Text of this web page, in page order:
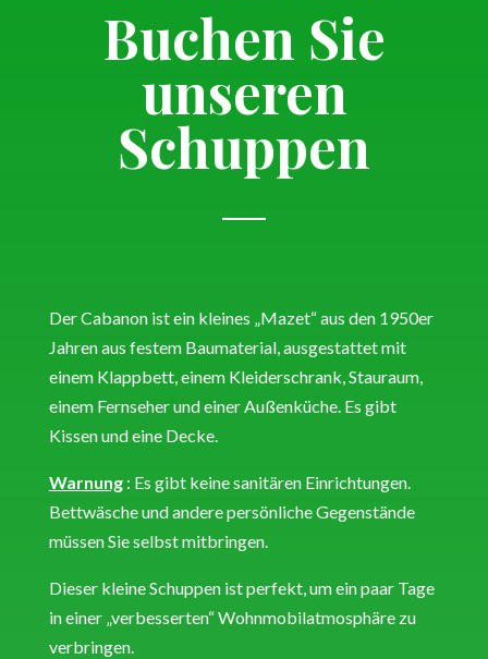
Buchen Sie
unseren
Schuppen
Der Cabanon ist ein kleines „Mazet“ aus den 1950er
Jahren aus festem Baumaterial, ausgestattet mit
einem Klappbett, einem Kleiderschrank, Stauraum,
einem Fernseher und einer Außenküche. Es gibt
Kissen und eine Decke.
Warnung: Es gibt keine sanitären Einrichtungen.
Bettwäsche und andere persönliche Gegenstände
müssen Sie selbst mitbringen.
Dieser kleine Schuppen ist perfekt, um ein paar Tage
in einer „verbesserten“ Wohnmobilatmosphäre zu
verbringen.